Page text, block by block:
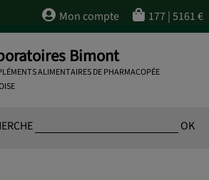
Bimont
ALIMENTAIRES DE PHARMACOPÉE
OK
Mon compte 177|5161€